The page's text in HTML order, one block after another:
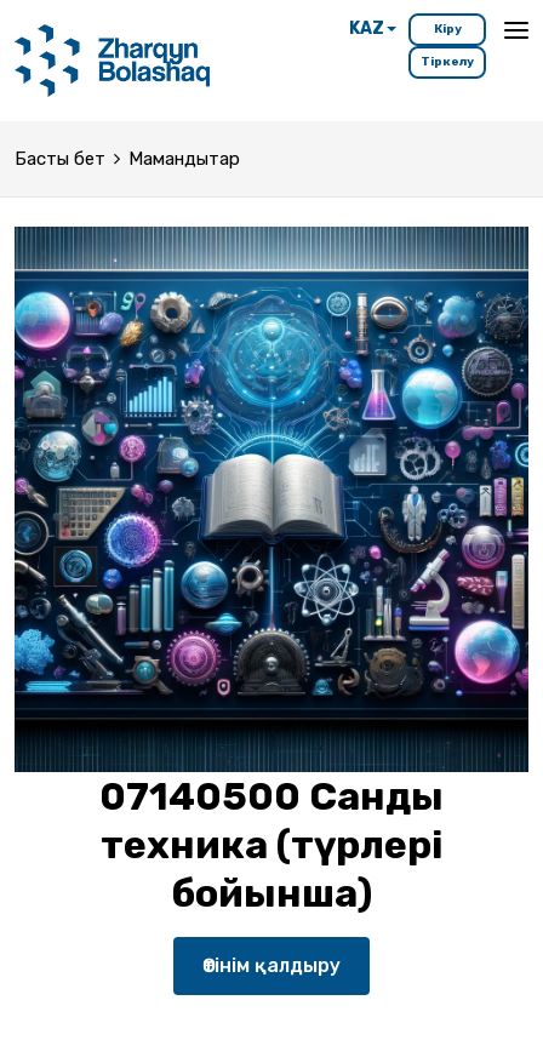
KAZ Кіру
Тіркелу
Басты бет Мамандықтар
07140500 Сандық
техника (түрлері
бойынша)
Өтінім қалдыру